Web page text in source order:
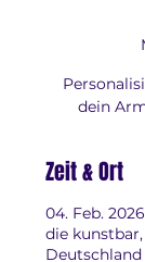
dein
Zeit & Ort
04. Feb.
die
Deutschland